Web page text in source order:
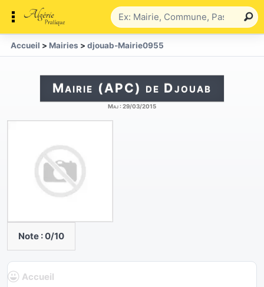
Accueil > Mairies > djouab-Mairie0955
Mairie (APC) de Djouab
Maj : 29/03/2015
Note :0/10
Accueil